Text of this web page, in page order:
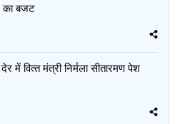
का बजट
वित्‍त मंत्री निर्मला सीतारमण पेश